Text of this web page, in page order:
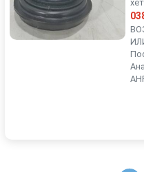
Smart
Subaru